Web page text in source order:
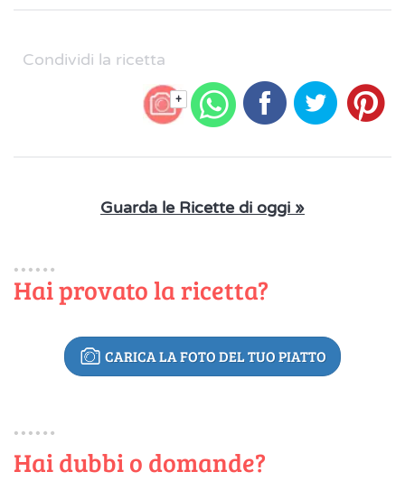
Condividi la ricetta
+
Guarda le Ricette di oggi »
Hai provato la ricetta?
CARICA LA FOTO DEL TUO PIATTO
Hai dubbi o domande?